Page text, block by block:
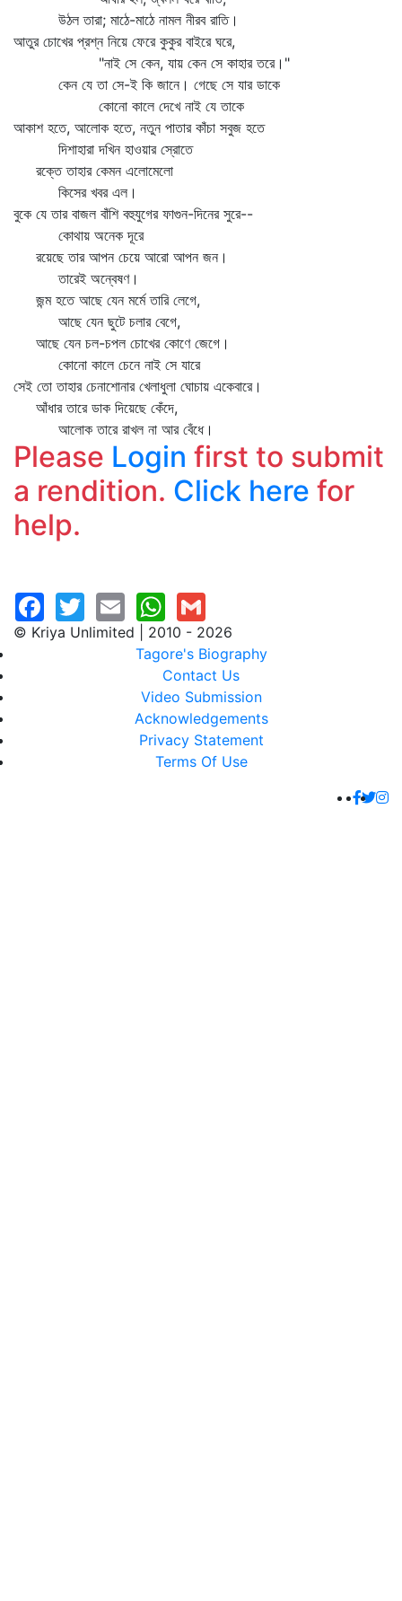
উঠল তারা; মাঠে-মাঠে নামল নীরব রাতি।
আতুর চোখের প্রশ্ন নিয়ে ফেরে কুকুর বাইরে ঘরে,
"নাই সে কেন, যায় কেন সে কাহার তরে।"
কেন যে তা সে-ই কি জানে। গেছে সে যার ডাকে
কোনো কালে দেখে নাই যে তাকে
আকাশ হতে, আলোক হতে, নতুন পাতার কাঁচা সবুজ হতে
দিশাহারা দখিন হাওয়ার স্রোতে
রক্তে তাহার কেমন এলোমেলো
কিসের খবর এল।
বুকে যে তার বাজল বাঁশি বহুযুগের ফাগুন-দিনের সুরে--
কোথায় অনেক দূরে
রয়েছে তার আপন চেয়ে আরো আপন জন।
তারেই অন্বেষণ।
জন্ম হতে আছে যেন মর্মে তারি লেগে,
আছে যেন ছুটে চলার বেগে,
আছে যেন চল-চপল চোখের কোণে জেগে।
কোনো কালে চেনে নাই সে যারে
সেই তো তাহার চেনাশোনার খেলাধুলা ঘোচায় একেবারে।
আঁধার তারে ডাক দিয়েছে কেঁদে,
আলোক তারে রাখল না আর বেঁধে।
Please Login first to submit
a rendition. Click here for
help.
© Kriya Unlimited | 2010 - 2026
Tagore's Biography
Contact Us
Video Submission
Acknowledgements
Privacy Statement
Terms Of Use